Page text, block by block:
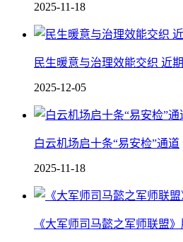
2025-11-18
民生暖意与治理效能交织 近
2025-12-05
白云机场启十条“易安检”通道
2025-11-18
《大军师司马懿之军师联盟》